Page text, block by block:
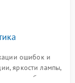
Подробнее →
ошибок и
яркости лампы,
работы